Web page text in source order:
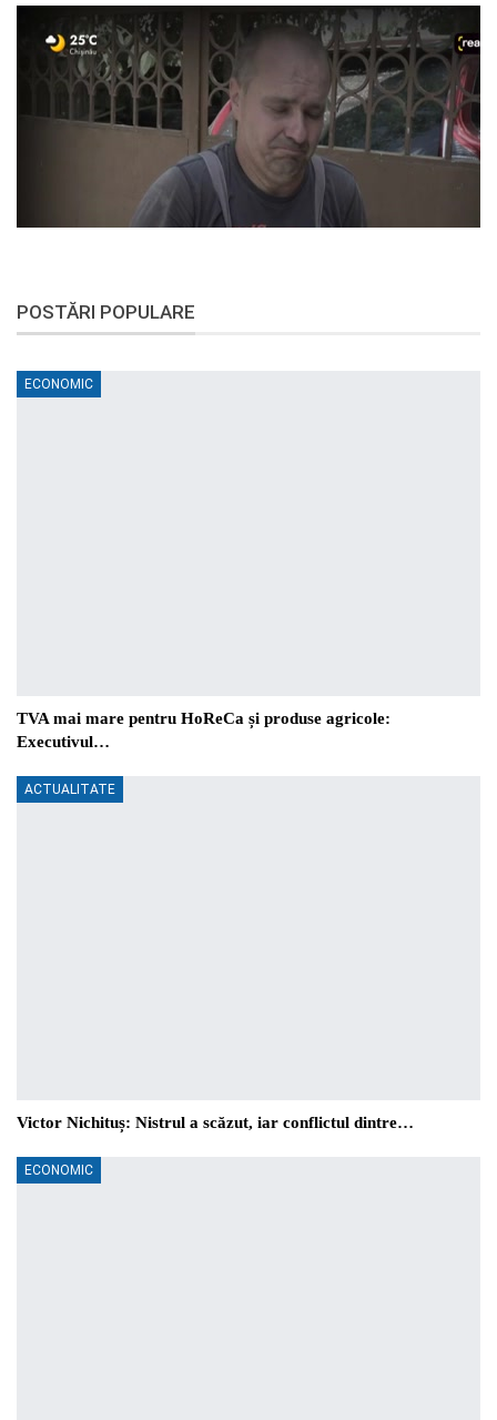
POSTĂRI POPULARE
ECONOMIC
TVA mai mare pentru HoReCa și produse agricole:
Executivul…
ACTUALITATE
Victor Nichituș: Nistrul a scăzut, iar conflictul dintre…
ECONOMIC